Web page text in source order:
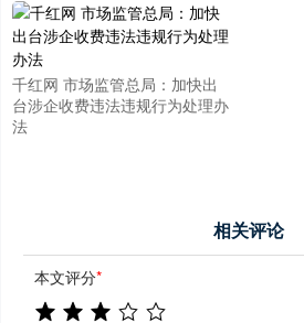
千红网 市场监管总局：加快出
台涉企收费违法违规行为处理办
法
相关评论
本文评分*